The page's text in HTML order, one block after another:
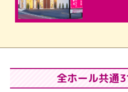
全ホール共通